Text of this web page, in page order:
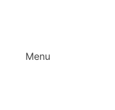
Menu